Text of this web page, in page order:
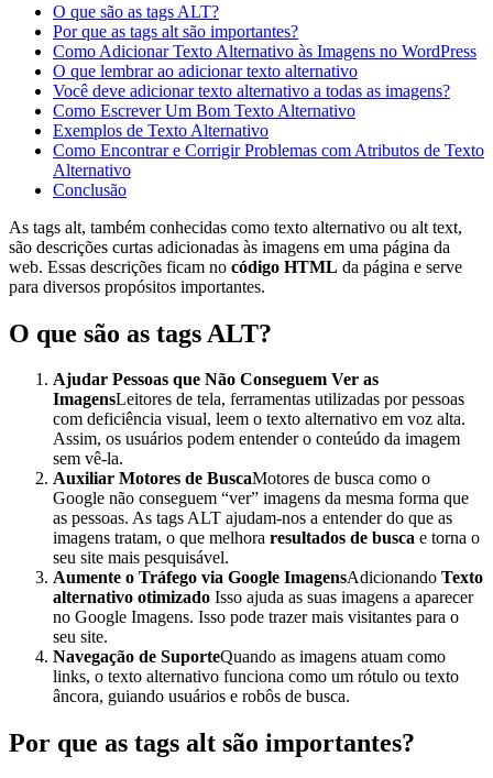
O que são as tags ALT?
Por que as tags alt são importantes?
Como Adicionar Texto Alternativo às Imagens no WordPress
O que lembrar ao adicionar texto alternativo
Você deve adicionar texto alternativo a todas as imagens?
Como Escrever Um Bom Texto Alternativo
Exemplos de Texto Alternativo
Como Encontrar e Corrigir Problemas com Atributos de Texto
Alternativo
Conclusão
As tags alt, também conhecidas como texto alternativo ou alt text,
são descrições curtas adicionadas às imagens em uma página da
web. Essas descrições ficam no código HTML da página e serve
para diversos propósitos importantes.
O que são as tags ALT?
Ajudar Pessoas que Não Conseguem Ver as
ImagensLeitores de tela, ferramentas utilizadas por pessoas
com deficiência visual, leem o texto alternativo em voz alta.
Assim, os usuários podem entender o conteúdo da imagem
sem vê-la.
Auxiliar Motores de BuscaMotores de busca como o
Google não conseguem “ver” imagens da mesma forma que
as pessoas. As tags ALT ajudam-nos a entender do que as
imagens tratam, o que melhora resultados de busca e torna o
seu site mais pesquisável.
Aumente o Tráfego via Google ImagensAdicionando Texto
alternativo otimizado Isso ajuda as suas imagens a aparecer
no Google Imagens. Isso pode trazer mais visitantes para o
seu site.
Navegação de SuporteQuando as imagens atuam como
links, o texto alternativo funciona como um rótulo ou texto
âncora, guiando usuários e robôs de busca.
Por que as tags alt são importantes?